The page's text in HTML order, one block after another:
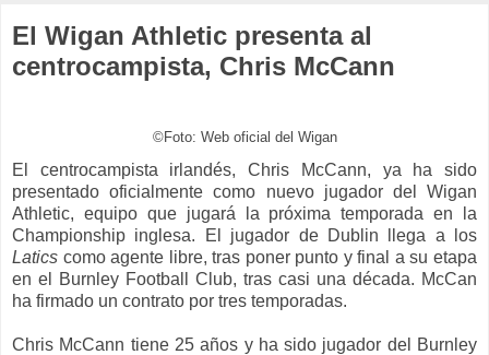
El Wigan Athletic presenta al
centrocampista, Chris McCann
©Foto: Web oficial del Wigan
El centrocampista irlandés, Chris McCann, ya ha sido
presentado oficialmente como nuevo jugador del Wigan
Athletic, equipo que jugará la próxima temporada en la
Championship inglesa. El jugador de Dublin llega a los
Latics como agente libre, tras poner punto y final a su etapa
en el Burnley Football Club, tras casi una década. McCan
ha firmado un contrato por tres temporadas.
Chris McCann tiene 25 años y ha sido jugador del Burnley